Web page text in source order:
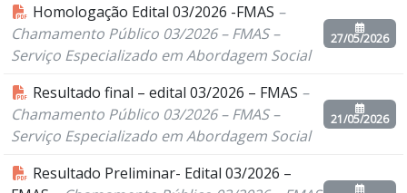
Homologação Edital 03/2026 -FMAS –
Chamamento Público 03/2026 – FMAS –
Serviço Especializado em Abordagem Social
27/05/2026
Resultado final – edital 03/2026 – FMAS –
Chamamento Público 03/2026 – FMAS –
Serviço Especializado em Abordagem Social
21/05/2026
Resultado Preliminar- Edital 03/2026 –